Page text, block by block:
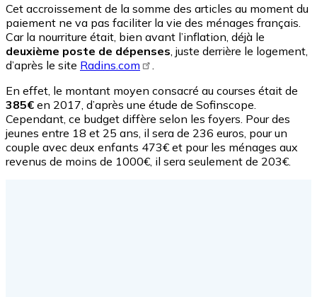
Cet accroissement de la somme des articles au moment du
paiement ne va pas faciliter la vie des ménages français.
Car la nourriture était, bien avant l’inflation, déjà le
deuxième poste de dépenses , juste derrière le logement,
d’après le site Radins.com
En effet, le montant moyen consacré au courses était de
385€ en 2017, d’après une étude de Sofinscope.
Cependant, ce budget diffère selon les foyers. Pour des
jeunes entre 18 et 25 ans, il sera de 236 euros, pour un
couple avec deux enfants 473€ et pour les ménages aux
revenus de moins de 1000€, il sera seulement de 203€.